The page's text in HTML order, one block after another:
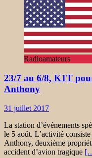
Radioamateurs
23/7 au 6/8, K1T
Anthony
31 juillet 2017
La station d’événements
le 5 août. L’activité
Anthony, deuxième
accident d’avion tragique